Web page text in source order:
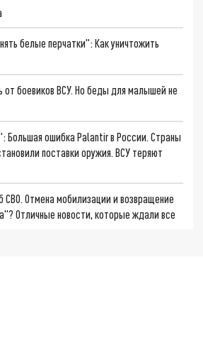
белые перчатки": Как уничтожить
от боевиков ВСУ. Но беды для малышей не
Большая ошибка Palantir в России. Страны
поставки оружия. ВСУ теряют
СВО. Отмена мобилизации и возвращение
Отличные новости, которые ждали все